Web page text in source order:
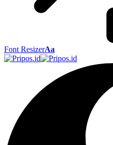
Font ResizerAa